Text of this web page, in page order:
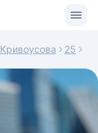
Кривоусова 25